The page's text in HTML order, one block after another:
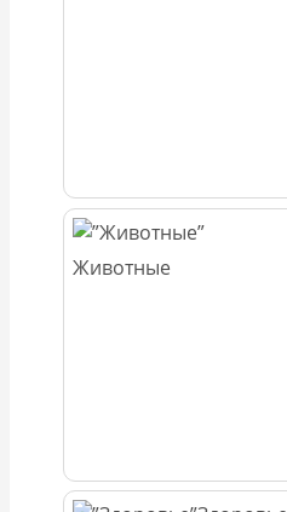
Животные